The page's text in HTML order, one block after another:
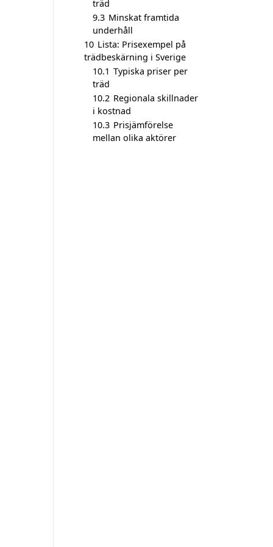
träd
9.3 Minskat framtida
underhåll
10 Lista: Prisexempel på
trädbeskärning i Sverige
10.1 Typiska priser per
träd
10.2 Regionala skillnader
i kostnad
10.3 Prisjämförelse
mellan olika aktörer